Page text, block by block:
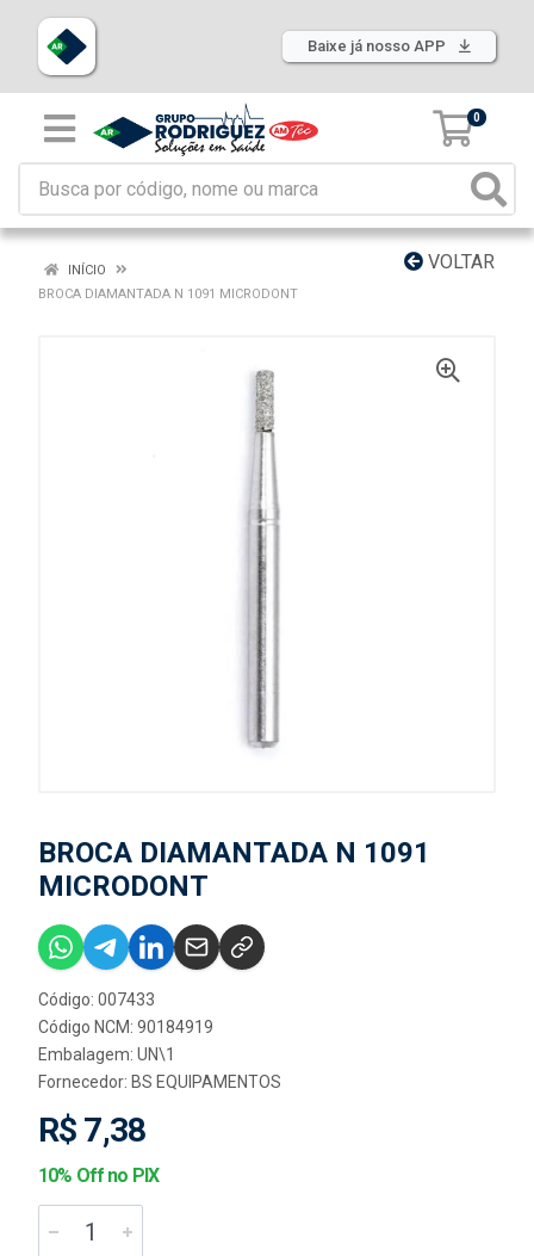
Baixe já nosso APP
0
VOLTAR
INÍCIO
BROCA DIAMANTADA N 1091 MICRODONT
BROCA DIAMANTADA N 1091
MICRODONT
Código: 007433
Código NCM: 90184919
Embalagem: UN\1
Fornecedor: BS EQUIPAMENTOS
R$ 7,38
10% Off no PIX